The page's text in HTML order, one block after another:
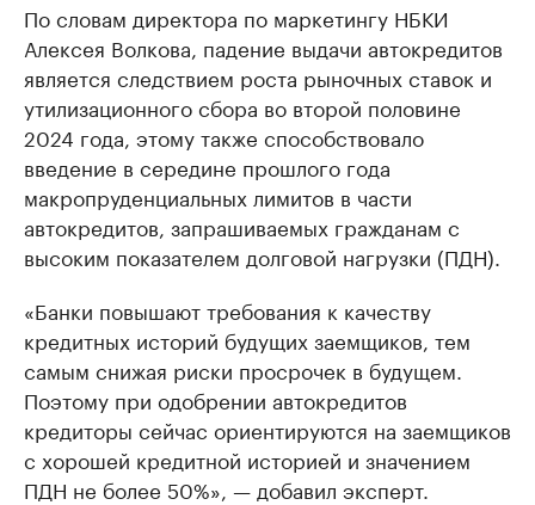
По словам директора по маркетингу НБКИ
Алексея Волкова, падение выдачи автокредитов
является следствием роста рыночных ставок и
утилизационного сбора во второй половине
2024 года, этому также способствовало
введение в середине прошлого года
макропруденциальных лимитов в части
автокредитов, запрашиваемых гражданам с
высоким показателем долговой нагрузки (ПДН).
«Банки повышают требования к качеству
кредитных историй будущих заемщиков, тем
самым снижая риски просрочек в будущем.
Поэтому при одобрении автокредитов
кредиторы сейчас ориентируются на заемщиков
с хорошей кредитной историей и значением
ПДН не более 50%», — добавил эксперт.